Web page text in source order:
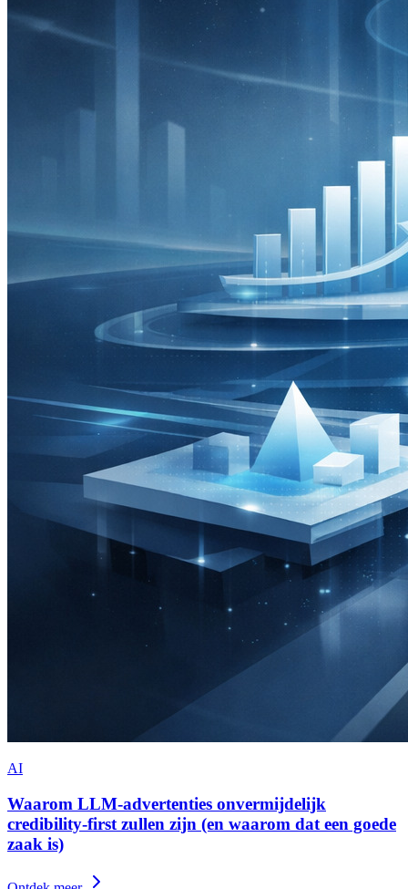
AI
Waarom LLM-advertenties onvermijdelijk
credibility-first zullen zijn (en waarom dat een goede
zaak is)